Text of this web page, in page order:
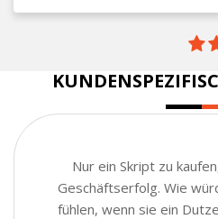
Nur ein Skript zu
Geschäftserfolg. Wie
fühlen, wenn sie ein